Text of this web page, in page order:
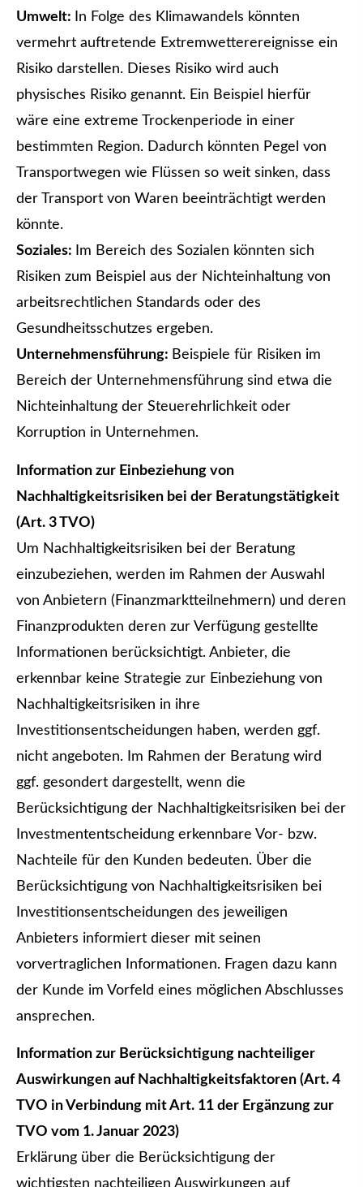
Umwelt:
In Folge des Klimawandels könnten
vermehrt auftretende Extremwetterereignisse ein
Risiko darstellen. Dieses Risiko wird auch
physisches Risiko genannt. Ein Beispiel hierfür
wäre eine extreme Trockenperiode in einer
bestimmten Region. Dadurch könnten Pegel von
Transportwegen wie Flüssen so weit sinken, dass
der Transport von Waren beeinträchtigt werden
könnte.
Soziales:
Im Bereich des Sozialen könnten sich
Risiken zum Beispiel aus der Nichteinhaltung von
arbeitsrechtlichen Standards oder des
Gesundheitsschutzes ergeben.
Unternehmensführung: Beispiele für Risiken im
Bereich der Unternehmensführung sind etwa die
Nichteinhaltung der Steuerehrlichkeit oder
Korruption in Unternehmen.
Information zur Einbeziehung von
Nachhaltigkeitsrisiken bei der Beratungstätigkeit
(Art. 3 TVO)
Um Nachhaltigkeitsrisiken bei der Beratung
einzubeziehen, werden im Rahmen der Auswahl
von Anbietern (Finanzmarktteilnehmern) und deren
Finanzprodukten deren zur Verfügung gestellte
Informationen berücksichtigt. Anbieter, die
erkennbar keine Strategie zur Einbeziehung von
Nachhaltigkeitsrisiken in ihre
Investitionsentscheidungen haben, werden ggf.
nicht angeboten. Im Rahmen der Beratung wird
ggf. gesondert dargestellt, wenn die
Berücksichtigung der Nachhaltigkeitsrisiken bei der
Investmententscheidung erkennbare Vor- bzw.
Nachteile für den Kunden bedeuten. Über die
Berücksichtigung von Nachhaltigkeitsrisiken bei
Investitionsentscheidungen des jeweiligen
Anbieters informiert dieser mit seinen
vorvertraglichen Informationen. Fragen dazu kann
der Kunde im Vorfeld eines möglichen Abschlusses
ansprechen.
Information zur Berücksichtigung nachteiliger
Auswirkungen auf Nachhaltigkeitsfaktoren (Art. 4
TVO in Verbindung mit Art. 11 der Ergänzung zur
TVO vom 1. Januar 2023)
Erklärung über die Berücksichtigung der
wichtigsten nachteiligen Auswirkungen auf